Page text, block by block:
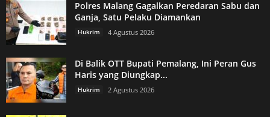
Polres Malang Gagalkan Peredaran Sabu dan
Ganja, Satu Pelaku Diamankan
Hukrim 4 Agustus 2026
Di Balik OTT Bupati Pemalang, Ini Peran Gus
Haris yang Diungkap...
Hukrim 2 Agustus 2026